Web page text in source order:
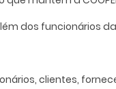
dos funcionários
clientes,